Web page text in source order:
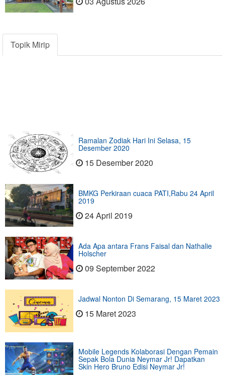
Topik Mirip
Ramalan Zodiak Hari Ini Selasa, 15
Desember 2020
15 Desember 2020
BMKG Perkiraan cuaca PATI,Rabu 24 April
2019
24 April 2019
Ada Apa antara Frans Faisal dan Nathalie
Holscher
09 September 2022
Jadwal Nonton Di Semarang, 15 Maret 2023
15 Maret 2023
Mobile Legends Kolaborasi Dengan Pemain
Sepak Bola Dunia Neymar Jr! Dapatkan
Skin Hero Bruno Edisi Neymar Jr!